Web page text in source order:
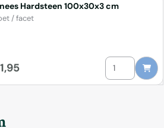
Hardsteen 100x12x3 cm
Hardsteen 100x30x3 cm
/ facet
21,95 Aantal kiezen